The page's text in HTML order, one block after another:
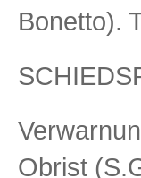
Bonetto).
Obrist